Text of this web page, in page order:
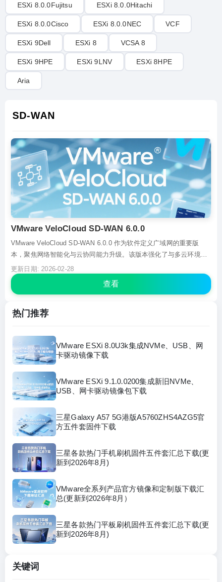
ESXi 8.0.0Fujitsu ESXi 8.0.0Hitachi
ESXi 8.0.0Cisco ESXi 8.0.0NEC VCF
ESXi 9Dell ESXi 8 VCSA 8
ESXi 9HPE ESXi 9LNV ESXi 8HPE
Aria
SD-WAN
VMware VeloCloud SD-WAN 6.0.0
VMware VeloCloud SD-WAN 6.0.0 作为软件定义广域网的重要版
本，聚焦网络智能化与云协同能力升级。该版本强化了与多云环境的
原生集成，优化云服务访问路径，提升跨云业务体验。新增动态带宽
调整功能，可根据应用优先级智能分配资源。同时简化分支部署流
程，支持零接触配置，降低运维成本。其...
更新日期: 2026-02-28
查看
热门推荐
VMware ESXi 8.0U3k集成NVMe、USB、网
卡驱动镜像下载
VMware ESXi 9.1.0.0200集成新旧NVMe、
USB、网卡驱动镜像包下载
三星Galaxy A57 5G港版A5760ZHS4AZG5官
方五件套固件下载
三星各款热门手机刷机固件五件套汇总下载(更
新到2026年8月)
VMware全系列产品官方镜像和定制版下载汇
总(更新到2026年8月）
三星各款热门平板刷机固件五件套汇总下载(更
新到2026年8月)
关键词